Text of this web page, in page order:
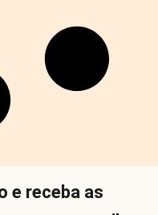
e receba as